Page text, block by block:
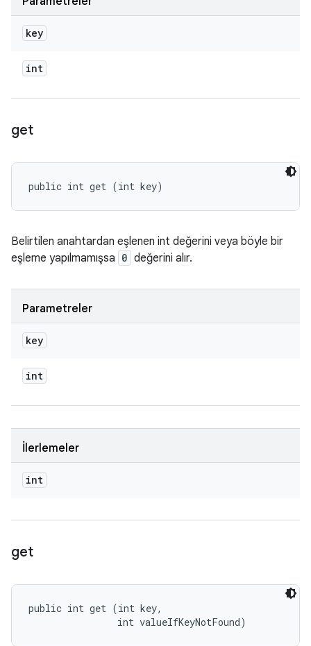
key
int
get
public int get (int key)
Belirtilen anahtardan eşlenen int değerini veya böyle bir
eşleme yapılmamışsa 0 değerini alır.
Parametreler
key
int
İlerlemeler
int
get
public int get (int key,
                int valueIfKeyNotFound)